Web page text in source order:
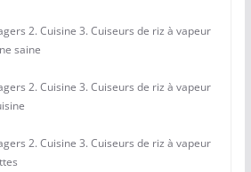
2. Cuisine 3. Cuiseurs de riz à vapeur
saine
2. Cuisine 3. Cuiseurs de riz à vapeur
2. Cuisine 3. Cuiseurs de riz à vapeur